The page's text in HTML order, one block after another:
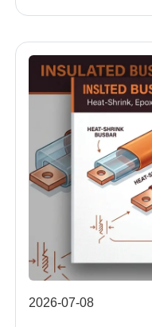
2026-07-08